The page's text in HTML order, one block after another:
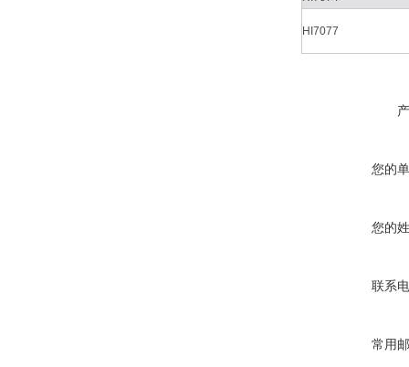
HI7077
您的
您的
联系
常用